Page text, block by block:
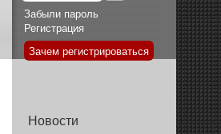
Забыли пароль
Регистрация
Зачем регистрироваться
Новости